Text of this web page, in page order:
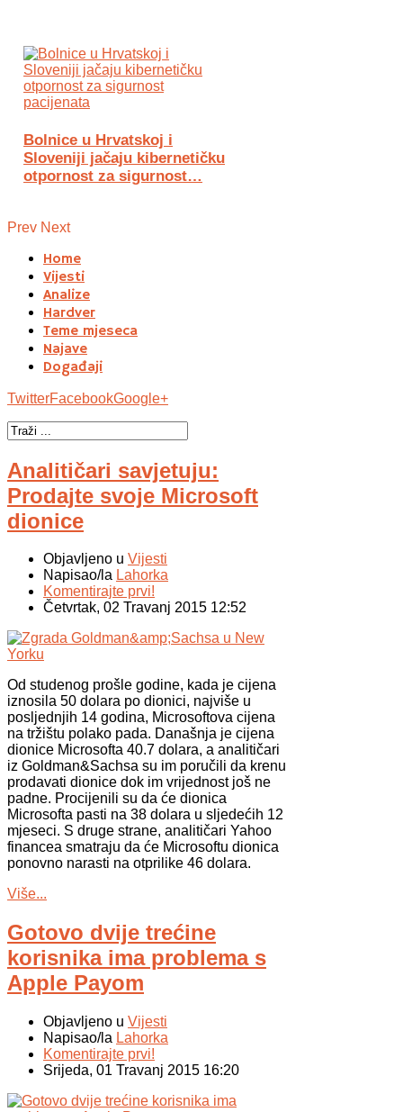
Bolnice u Hrvatskoj i
Sloveniji jačaju kibernetičku
otpornost za sigurnost…
Prev Next
Home
Vijesti
Analize
Hardver
Teme mjeseca
Najave
Događaji
TwitterFacebookGoogle+
Analitičari savjetuju:
Prodajte svoje Microsoft
dionice
Objavljeno u Vijesti
Napisao/la Lahorka
Komentirajte prvi!
Četvrtak, 02 Travanj 2015 12:52
Od studenog prošle godine, kada je cijena
iznosila 50 dolara po dionici, najviše u
posljednjih 14 godina, Microsoftova cijena
na tržištu polako pada. Današnja je cijena
dionice Microsofta 40.7 dolara, a analitičari
iz Goldman&Sachsa su im poručili da krenu
prodavati dionice dok im vrijednost još ne
padne. Procijenili su da će dionica
Microsofta pasti na 38 dolara u sljedećih 12
mjeseci. S druge strane, analitičari Yahoo
financea smatraju da će Microsoftu dionica
ponovno narasti na otprilike 46 dolara.
Više...
Gotovo dvije trećine
korisnika ima problema s
Apple Payom
Objavljeno u Vijesti
Napisao/la Lahorka
Komentirajte prvi!
Srijeda, 01 Travanj 2015 16:20